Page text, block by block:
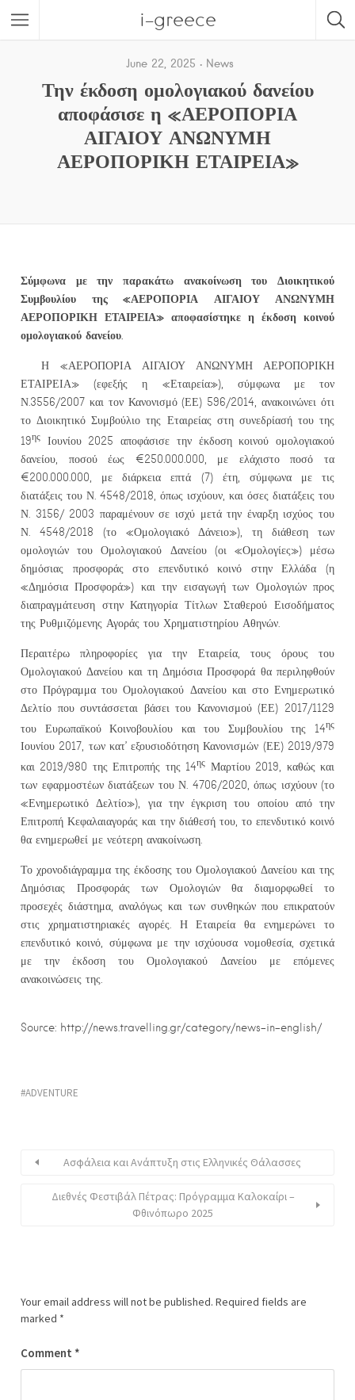
i-greece
June 22, 2025 News
Την έκδοση ομολογιακού δανείου
αποφάσισε η «ΑΕΡΟΠΟΡΙΑ
ΑΙΓΑΙΟΥ ΑΝΩΝΥΜΗ
ΑΕΡΟΠΟΡΙΚΗ ΕΤΑΙΡΕΙΑ»
Σύμφωνα με την παρακάτω ανακοίνωση του Διοικητικού
Συμβουλίου της «ΑΕΡΟΠΟΡΙΑ ΑΙΓΑΙΟΥ ΑΝΩΝΥΜΗ
ΑΕΡΟΠΟΡΙΚΗ ΕΤΑΙΡΕΙΑ» αποφασίστηκε η έκδοση κοινού
ομολογιακού δανείου.
Η «ΑΕΡΟΠΟΡΙΑ ΑΙΓΑΙΟΥ ΑΝΩΝΥΜΗ ΑΕΡΟΠΟΡΙΚΗ
ΕΤΑΙΡΕΙΑ» (εφεξής η «Εταιρεία»), σύμφωνα με τον
Ν.3556/2007 και τον Κανονισμό (ΕΕ) 596/2014, ανακοινώνει ότι
το Διοικητικό Συμβούλιο της Εταιρείας στη συνεδρίασή του της
19ης Ιουνίου 2025 αποφάσισε την έκδοση κοινού ομολογιακού
δανείου, ποσού έως €250.000.000, με ελάχιστο ποσό τα
€200.000.000, με διάρκεια επτά (7) έτη, σύμφωνα με τις
διατάξεις του Ν. 4548/2018, όπως ισχύουν, και όσες διατάξεις του
Ν. 3156/ 2003 παραμένουν σε ισχύ μετά την έναρξη ισχύος του
Ν. 4548/2018 (το «Ομολογιακό Δάνειο»), τη διάθεση των
ομολογιών του Ομολογιακού Δανείου (οι «Ομολογίες») μέσω
δημόσιας προσφοράς στο επενδυτικό κοινό στην Ελλάδα (η
«Δημόσια Προσφορά») και την εισαγωγή των Ομολογιών προς
διαπραγμάτευση στην Κατηγορία Τίτλων Σταθερού Εισοδήματος
της Ρυθμιζόμενης Αγοράς του Χρηματιστηρίου Αθηνών.
Περαιτέρω πληροφορίες για την Εταιρεία, τους όρους του
Ομολογιακού Δανείου και τη Δημόσια Προσφορά θα περιληφθούν
στο Πρόγραμμα του Ομολογιακού Δανείου και στο Ενημερωτικό
Δελτίο που συντάσσεται βάσει του Κανονισμού (ΕΕ) 2017/1129
του Ευρωπαϊκού Κοινοβουλίου και του Συμβουλίου της 14ης
Ιουνίου 2017, των κατ’ εξουσιοδότηση Κανονισμών (ΕΕ) 2019/979
και 2019/980 της Επιτροπής της 14ης Μαρτίου 2019, καθώς και
των εφαρμοστέων διατάξεων του Ν. 4706/2020, όπως ισχύουν (το
«Ενημερωτικό Δελτίο»), για την έγκριση του οποίου από την
Επιτροπή Κεφαλαιαγοράς και την διάθεσή του, το επενδυτικό κοινό
θα ενημερωθεί με νεότερη ανακοίνωση.
Το χρονοδιάγραμμα της έκδοσης του Ομολογιακού Δανείου και της
Δημόσιας Προσφοράς των Ομολογιών θα διαμορφωθεί το
προσεχές διάστημα, αναλόγως και των συνθηκών που επικρατούν
στις χρηματιστηριακές αγορές. Η Εταιρεία θα ενημερώνει το
επενδυτικό κοινό, σύμφωνα με την ισχύουσα νομοθεσία, σχετικά
με την έκδοση του Ομολογιακού Δανείου με επόμενες
ανακοινώσεις της.
Source: http://news.travelling.gr/category/news-in-english/
ADVENTURE
Ασφάλεια και Ανάπτυξη στις Ελληνικές Θάλασσες
Διεθνές Φεστιβάλ Πέτρας: Πρόγραμμα Καλοκαίρι –
Φθινόπωρο 2025
Your email address will not be published. Required fields are
marked *
Comment *